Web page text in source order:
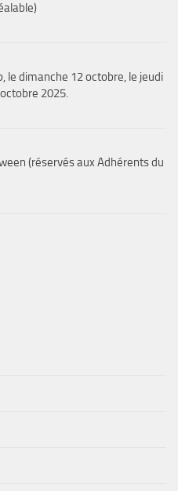
le dimanche 12 octobre, le jeudi
2025.
(réservés aux Adhérents du